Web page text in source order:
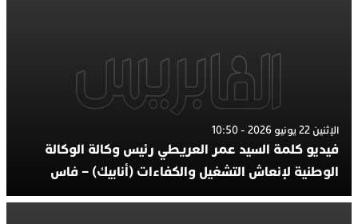
الإثنين 22 يونيو 2026 - 10:50
فيديو كلمة السيد عمر العريطي رئيس وكالة الوكالة
الوطنية لإنعاش التشغيل والكفاءات (أنابيك) – فاس